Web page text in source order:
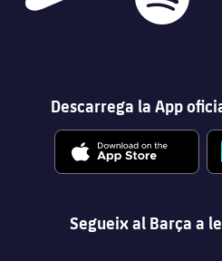
Descarrega la App
Segueix al Barça a